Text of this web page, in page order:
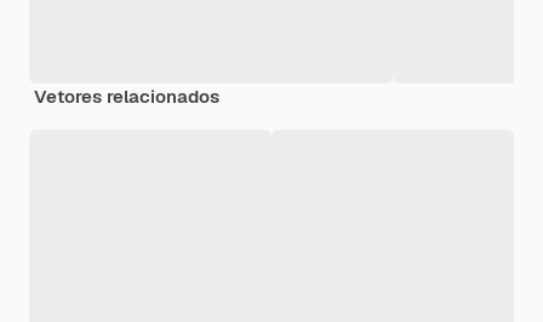
Vetores relacionados